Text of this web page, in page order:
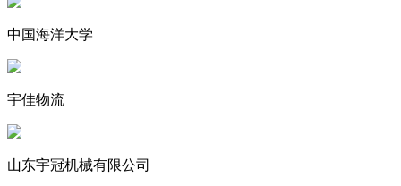
中国海洋大学
宇佳物流
山东宇冠机械有限公司